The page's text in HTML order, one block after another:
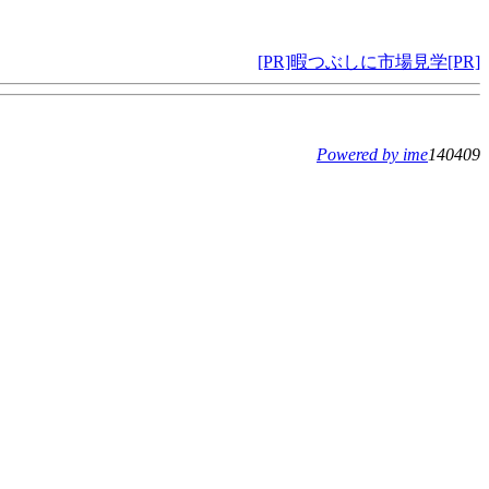
[PR]暇つぶしに市場見学[PR]
Powered by ime140409